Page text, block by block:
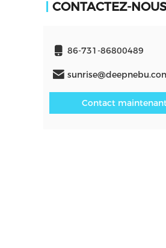
CONTACTEZ-NOUS
86-731-86800489
Contact